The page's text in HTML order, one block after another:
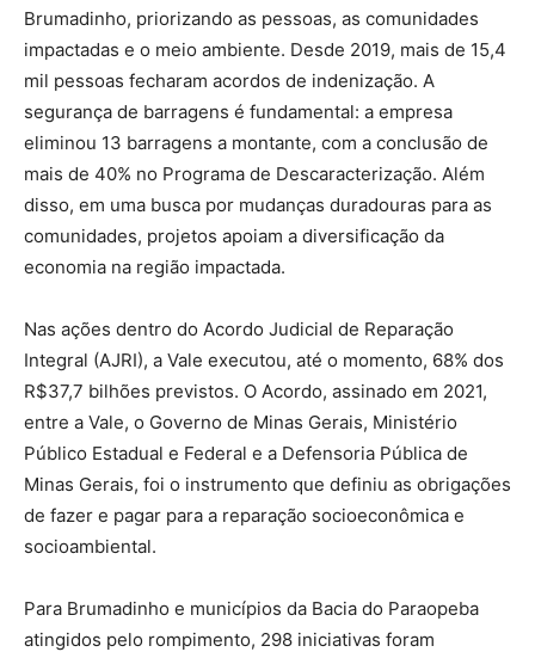
Brumadinho, priorizando as pessoas, as comunidades
impactadas e o meio ambiente. Desde 2019, mais de 15,4
mil pessoas fecharam acordos de indenização. A
segurança de barragens é fundamental: a empresa
eliminou 13 barragens a montante, com a conclusão de
mais de 40% no Programa de Descaracterização. Além
disso, em uma busca por mudanças duradouras para as
comunidades, projetos apoiam a diversificação da
economia na região impactada.
Nas ações dentro do Acordo Judicial de Reparação
Integral (AJRI), a Vale executou, até o momento, 68% dos
R$37,7 bilhões previstos. O Acordo, assinado em 2021,
entre a Vale, o Governo de Minas Gerais, Ministério
Público Estadual e Federal e a Defensoria Pública de
Minas Gerais, foi o instrumento que definiu as obrigações
de fazer e pagar para a reparação socioeconômica e
socioambiental.
Para Brumadinho e municípios da Bacia do Paraopeba
atingidos pelo rompimento, 298 iniciativas foram